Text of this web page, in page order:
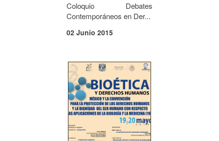
Coloquio Debates
Contemporáneos en Der...
02 Junio 2015